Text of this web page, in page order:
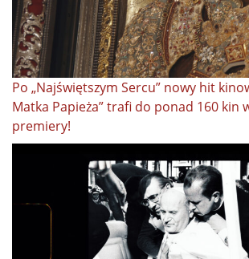
Po „Najświętszym Sercu” nowy hit
Matka Papieża” trafi do ponad 160 kin
premiery!